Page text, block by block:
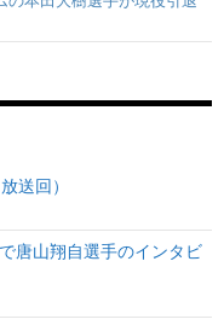
送回）
唐山翔自選手のインタビ